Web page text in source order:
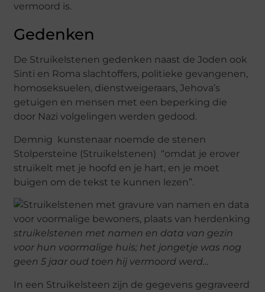
vermoord is.
Gedenken
De Struikelstenen gedenken naast de Joden ook
Sinti en Roma slachtoffers, politieke gevangenen,
homoseksuelen, dienstweigeraars, Jehova’s
getuigen en mensen met een beperking die
door Nazi volgelingen werden gedood.
Demnig kunstenaar noemde de stenen
Stolpersteine (Struikelstenen) “omdat je erover
struikelt met je hoofd en je hart, en je moet
buigen om de tekst te kunnen lezen”.
struikelstenen met namen en data van gezin
voor hun voormalige huis; het jongetje was nog
geen 5 jaar oud toen hij vermoord werd…
In een Struikelsteen zijn de gegevens gegraveerd